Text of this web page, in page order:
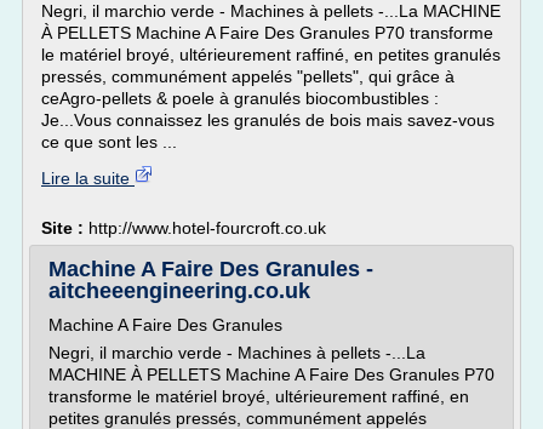
Negri, il marchio verde - Machines à pellets -...La MACHINE
À PELLETS Machine A Faire Des Granules P70 transforme
le matériel broyé, ultérieurement raffiné, en petites granulés
pressés, communément appelés "pellets", qui grâce à
ceAgro-pellets & poele à granulés biocombustibles :
Je...Vous connaissez les granulés de bois mais savez-vous
ce que sont les ...
Lire la suite
Site : http://www.hotel-fourcroft.co.uk
Machine A Faire Des Granules -
aitcheeengineering.co.uk
Machine A Faire Des Granules
Negri, il marchio verde - Machines à pellets -...La
MACHINE À PELLETS Machine A Faire Des Granules P70
transforme le matériel broyé, ultérieurement raffiné, en
petites granulés pressés, communément appelés